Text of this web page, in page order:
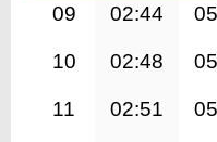
09 02:44
10 02:48
11 02:51